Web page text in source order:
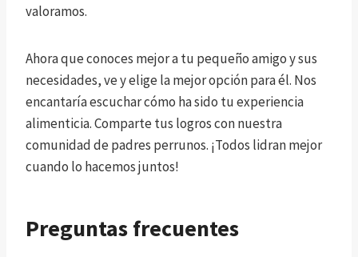
valoramos.
Ahora que conoces mejor a tu pequeño amigo y sus
necesidades, ve y elige la mejor opción para él. Nos
encantaría escuchar cómo ha sido tu experiencia
alimenticia. Comparte tus logros con nuestra
comunidad de padres perrunos. ¡Todos lidran mejor
cuando lo hacemos juntos!
Preguntas frecuentes